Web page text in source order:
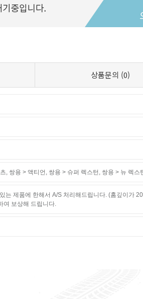
상품문의 (0)
, 쌍용 > 액티언 , 쌍용 > 슈퍼 렉스턴 , 쌍용 > 뉴 렉스
는 제품에 한해서 A/S 처리해드립니다. (홈깊이가
여 보상해 드립니다.